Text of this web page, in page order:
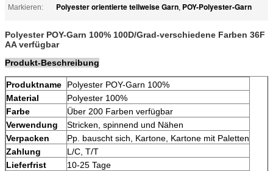
Markieren:
Polyester orientierte teilweise Garn, POY-Polyester-Garn
Polyester POY-Garn 100% 100D/Grad-verschiedene Farben 36F
AA verfügbar
Produkt-Beschreibung
Produktname
Polyester POY-Garn 100%
Material
Polyester 100%
Farbe
Über 200 Farben verfügbar
Verwendung
Stricken, spinnend und Nähen
Verpacken
Pp. bauscht sich, Kartone, Kartone mit Paletten
Zahlung
L/C, T/T
Lieferfrist
10-25 Tage